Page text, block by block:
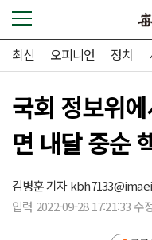
최신 오피니언 정치
국회 정보위
면 내달 중순
김병훈 기자
입력 2022-09-28 17:21:33 수